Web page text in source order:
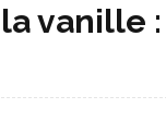
vanille